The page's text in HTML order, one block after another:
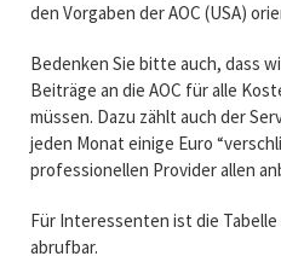
den Vorgaben der AOC (USA)
Bedenken Sie bitte auch, dass
Beiträge an die AOC für alle
müssen. Dazu zählt auch der
jeden Monat einige Euro
professionellen Provider allen
Für Interessenten ist die
abrufbar.